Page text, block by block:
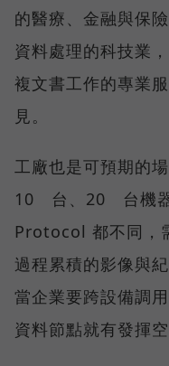
的醫療、金融與保
資料處理的科技業
複文書工作的專業
見。
工廠也是可預期的
10 台、20 台機器
Protocol 都不同，
過程累積的影像與
當企業要跨設備調
資料節點就有發揮空